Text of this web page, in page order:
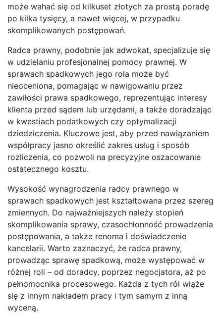
może wahać się od kilkuset złotych za prostą poradę
po kilka tysięcy, a nawet więcej, w przypadku
skomplikowanych postępowań.
Radca prawny, podobnie jak adwokat, specjalizuje się
w udzielaniu profesjonalnej pomocy prawnej. W
sprawach spadkowych jego rola może być
nieoceniona, pomagając w nawigowaniu przez
zawiłości prawa spadkowego, reprezentując interesy
klienta przed sądem lub urzędami, a także doradzając
w kwestiach podatkowych czy optymalizacji
dziedziczenia. Kluczowe jest, aby przed nawiązaniem
współpracy jasno określić zakres usług i sposób
rozliczenia, co pozwoli na precyzyjne oszacowanie
ostatecznego kosztu.
Wysokość wynagrodzenia radcy prawnego w
sprawach spadkowych jest kształtowana przez szereg
zmiennych. Do najważniejszych należy stopień
skomplikowania sprawy, czasochłonność prowadzenia
postępowania, a także renoma i doświadczenie
kancelarii. Warto zaznaczyć, że radca prawny,
prowadząc sprawę spadkową, może występować w
różnej roli – od doradcy, poprzez negocjatora, aż po
pełnomocnika procesowego. Każda z tych ról wiąże
się z innym nakładem pracy i tym samym z inną
wyceną.